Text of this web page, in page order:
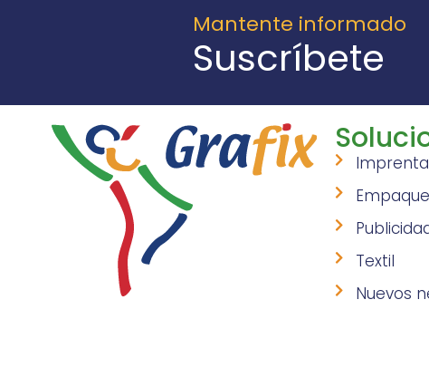
Mantente informado
Suscríbete
Imprenta
Empaque
Textil
Nuevos